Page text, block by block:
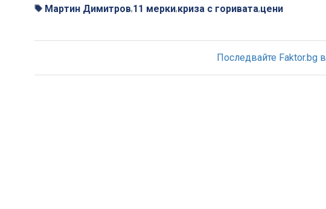
Мартин Димитров,11 мерки,криза с горивата,цени
Последвайте Faktor.bg в